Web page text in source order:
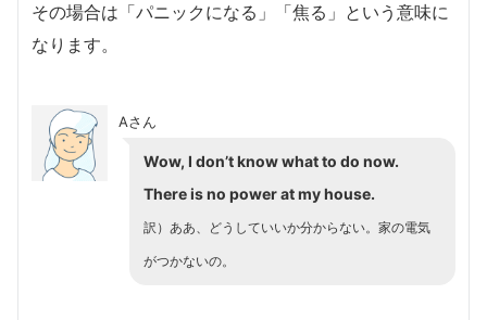
その場合は「パニックになる」「焦る」という意味に
なります。
Aさん
Wow, I don’t know what to do now.
There is no power at my house.
訳）ああ、どうしていいか分からない。家の電気
がつかないの。